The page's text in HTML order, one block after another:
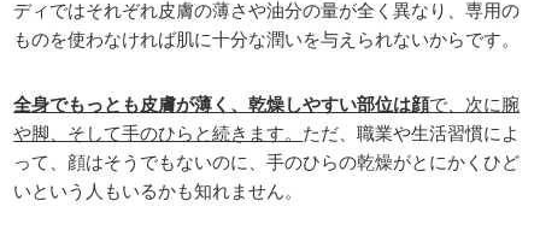
ディではそれぞれ皮膚の薄さや油分の量が全く異なり、専用の
ものを使わなければ肌に十分な潤いを与えられないからです。
全身でもっとも皮膚が薄く、乾燥しやすい部位は顔で、次に腕
や脚、そして手のひらと続きます。 ただ、職業や生活習慣によ
って、顔はそうでもないのに、手のひらの乾燥がとにかくひど
いという人もいるかも知れません。